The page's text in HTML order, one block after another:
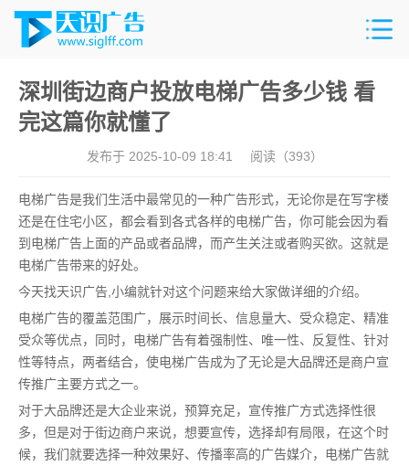
深圳街边商户投放电梯广告多少钱 看
完这篇你就懂了
发布于 2025-10-09 18:41 阅读（393）
电梯广告是我们生活中最常见的一种广告形式，无论你是在写字楼
还是在住宅小区，都会看到各式各样的电梯广告，你可能会因为看
到电梯广告上面的产品或者品牌，而产生关注或者购买欲。这就是
电梯广告带来的好处。
今天找天识广告,小编就针对这个问题来给大家做详细的介绍。
电梯广告的覆盖范围广，展示时间长、信息量大、受众稳定、精准
受众等优点，同时，电梯广告有着强制性、唯一性、反复性、针对
性等特点，两者结合，使电梯广告成为了无论是大品牌还是商户宣
传推广主要方式之一。
对于大品牌还是大企业来说，预算充足，宣传推广方式选择性很
多，但是对于街边商户来说，想要宣传，选择却有局限，在这个时
候，我们就要选择一种效果好、传播率高的广告媒介，电梯广告就